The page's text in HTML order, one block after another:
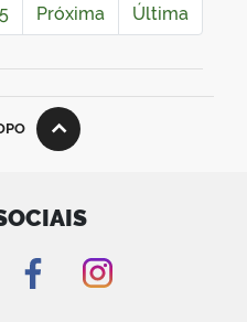
Próxima Última